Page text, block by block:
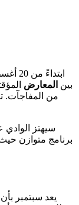
بين المعارض
من المفاجآت.
سيهتز
برنامج متوازن
يعد سبتمبر